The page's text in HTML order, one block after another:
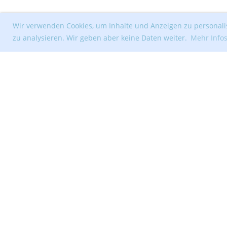
Wir verwenden Cookies, um Inhalte und Anzeigen zu
zu analysieren. Wir geben aber keine Daten weiter. Mehr Infos